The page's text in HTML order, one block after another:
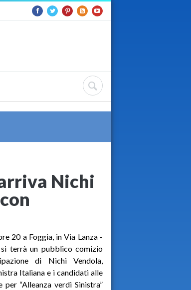
Nichi
20 a Foggia, in Via Lanza -
si terrà un pubblico comizio
di Nichi Vendola,
Italiana e i candidati alle
per “Alleanza verdi Sinistra”